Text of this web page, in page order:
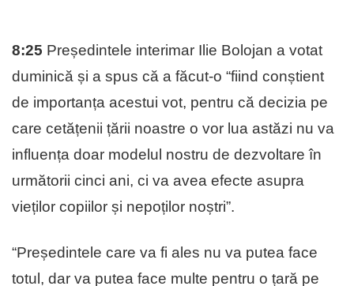
8:25 Președintele interimar Ilie Bolojan a votat
duminică și a spus că a făcut-o “fiind conștient
de importanța acestui vot, pentru că decizia pe
care cetățenii țării noastre o vor lua astăzi nu va
influența doar modelul nostru de dezvoltare în
următorii cinci ani, ci va avea efecte asupra
vieților copiilor și nepoților noștri”.
“Președintele care va fi ales nu va putea face
totul, dar va putea face multe pentru o țară pe